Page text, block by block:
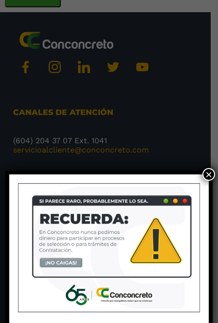
CANALES DE ATENCIÓN
(604) 204 37 07 Ext. 1041
servicioalcliente@conconcreto.com
Solicitar asesoría
MEDELLÍN
Carrera 43A No. 18 Sur-135
4to piso Sao Paulo Plaza
×